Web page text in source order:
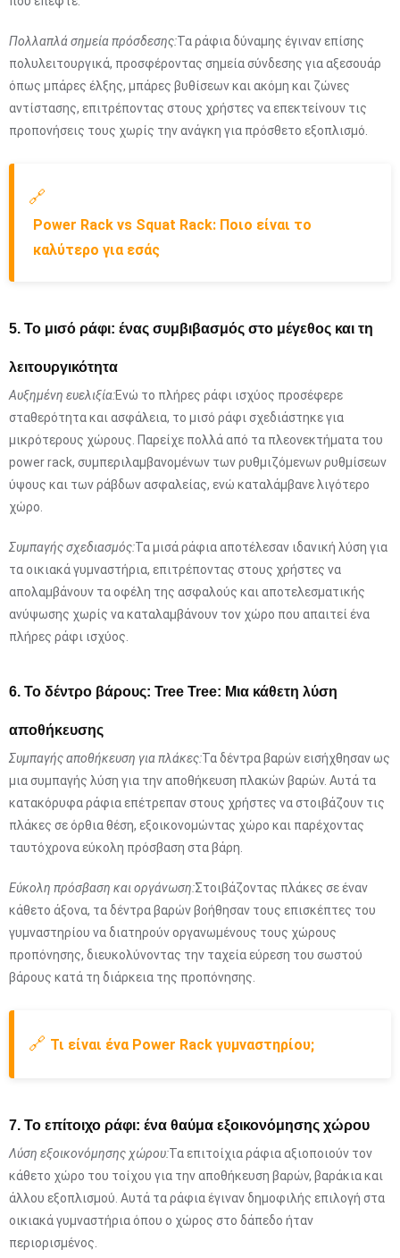
Πολλαπλά σημεία πρόσδεσης:Τα ράφια δύναμης έγιναν επίσης
πολυλειτουργικά, προσφέροντας σημεία σύνδεσης για αξεσουάρ
όπως μπάρες έλξης, μπάρες βυθίσεων και ακόμη και ζώνες
αντίστασης, επιτρέποντας στους χρήστες να επεκτείνουν τις
προπονήσεις τους χωρίς την ανάγκη για πρόσθετο εξοπλισμό.
🔗
Power Rack vs Squat Rack: Ποιο είναι το
καλύτερο για εσάς
5. Το μισό ράφι: ένας συμβιβασμός στο μέγεθος και τη
λειτουργικότητα
Αυξημένη ευελιξία:Ενώ το πλήρες ράφι ισχύος προσέφερε
σταθερότητα και ασφάλεια, το μισό ράφι σχεδιάστηκε για
μικρότερους χώρους. Παρείχε πολλά από τα πλεονεκτήματα του
power rack, συμπεριλαμβανομένων των ρυθμιζόμενων ρυθμίσεων
ύψους και των ράβδων ασφαλείας, ενώ καταλάμβανε λιγότερο
χώρο.
Συμπαγής σχεδιασμός:Τα μισά ράφια αποτέλεσαν ιδανική λύση για
τα οικιακά γυμναστήρια, επιτρέποντας στους χρήστες να
απολαμβάνουν τα οφέλη της ασφαλούς και αποτελεσματικής
ανύψωσης χωρίς να καταλαμβάνουν τον χώρο που απαιτεί ένα
πλήρες ράφι ισχύος.
6. Το δέντρο βάρους: Tree Tree: Μια κάθετη λύση
αποθήκευσης
Συμπαγής αποθήκευση για πλάκες:Τα δέντρα βαρών εισήχθησαν ως
μια συμπαγής λύση για την αποθήκευση πλακών βαρών. Αυτά τα
κατακόρυφα ράφια επέτρεπαν στους χρήστες να στοιβάζουν τις
πλάκες σε όρθια θέση, εξοικονομώντας χώρο και παρέχοντας
ταυτόχρονα εύκολη πρόσβαση στα βάρη.
Εύκολη πρόσβαση και οργάνωση:Στοιβάζοντας πλάκες σε έναν
κάθετο άξονα, τα δέντρα βαρών βοήθησαν τους επισκέπτες του
γυμναστηρίου να διατηρούν οργανωμένους τους χώρους
προπόνησης, διευκολύνοντας την ταχεία εύρεση του σωστού
βάρους κατά τη διάρκεια της προπόνησης.
🔗 Τι είναι ένα Power Rack γυμναστηρίου;
7. Το επίτοιχο ράφι: ένα θαύμα εξοικονόμησης χώρου
Λύση εξοικονόμησης χώρου:Τα επιτοίχια ράφια αξιοποιούν τον
κάθετο χώρο του τοίχου για την αποθήκευση βαρών, βαράκια και
άλλου εξοπλισμού. Αυτά τα ράφια έγιναν δημοφιλής επιλογή στα
οικιακά γυμναστήρια όπου ο χώρος στο δάπεδο ήταν
περιορισμένος.